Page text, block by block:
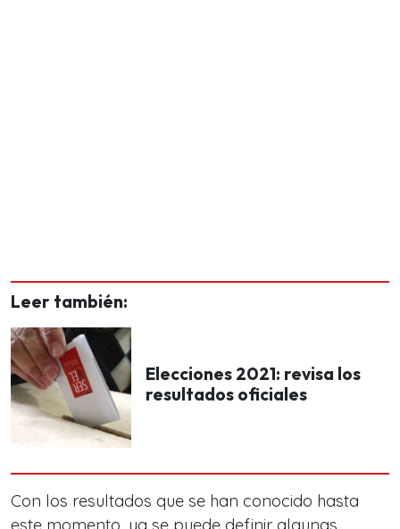
Leer también:
Elecciones 2021: revisa los
resultados oficiales
Con los resultados que se han conocido hasta